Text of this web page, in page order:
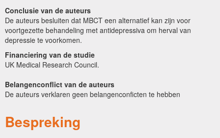
Conclusie van de auteurs
De auteurs besluiten dat MBCT een alternatief kan zijn voor
voortgezette behandeling met antidepressiva om herval van
depressie te voorkomen.
Financiering van de studie
UK Medical Research Council.
Belangenconflict van de auteurs
De auteurs verklaren geen belangenconficten te hebben
Bespreking